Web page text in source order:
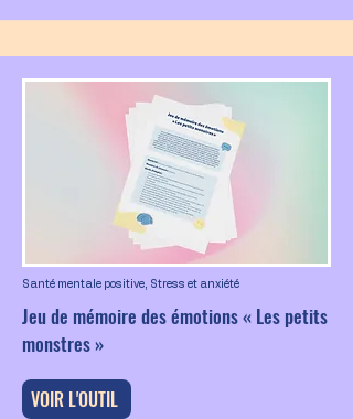
Santé mentale positive, Stress et anxiété
Jeu de mémoire des émotions « Les petits
monstres »
VOIR L'OUTIL